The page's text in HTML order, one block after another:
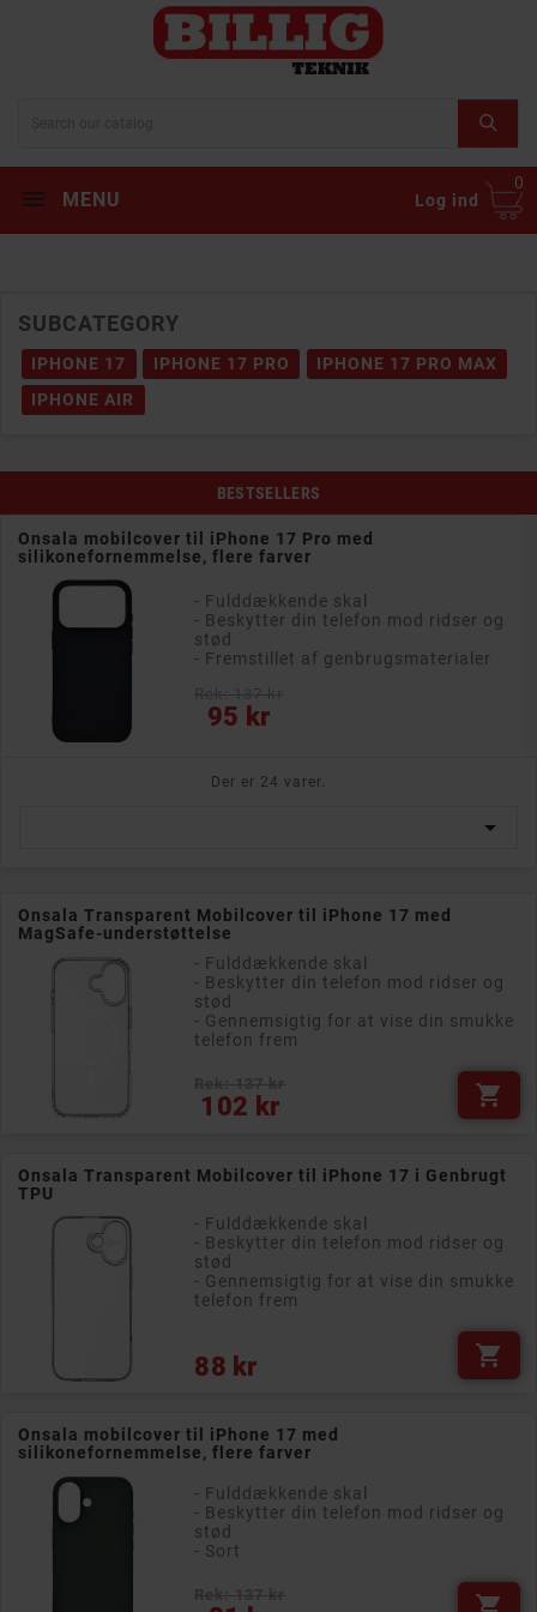
MENU Log ind
0
SUBCATEGORY
IPHONE 17 IPHONE 17 PRO
IPHONE 17 PRO MAX
IPHONE AIR
BESTSELLERS
Onsala mobilcover til iPhone 17 Pro med
silikonefornemmelse, flere farver
- Fulddækkende skal
- Beskytter din telefon mod ridser og
stød
- Fremstillet af genbrugsmaterialer
95 kr
Pris
Der er 24 varer.

Onsala Transparent Mobilcover til iPhone 17 med
MagSafe-understøttelse
- Fulddækkende skal
- Beskytter din telefon mod ridser og
stød
- Gennemsigtig for at vise din smukke
telefon frem
102 kr
Pris 
Onsala Transparent Mobilcover til iPhone 17 i Genbrugt
TPU
- Fulddækkende skal
- Beskytter din telefon mod ridser og
stød
- Gennemsigtig for at vise din smukke
telefon frem
88 kr
Pris 
Onsala mobilcover til iPhone 17 med
silikonefornemmelse, flere farver
- Fulddækkende skal
- Beskytter din telefon mod ridser og
stød
- Sort
